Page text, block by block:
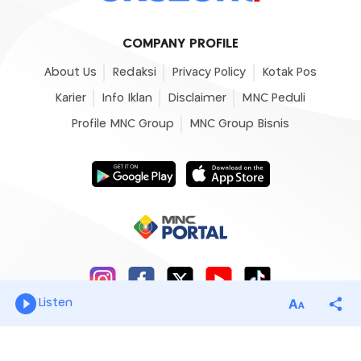
COMPANY PROFILE
About Us Redaksi Privacy Policy Kotak Pos
Karier Info Iklan Disclaimer MNC Peduli
Profile MNC Group MNC Group Bisnis
Listen